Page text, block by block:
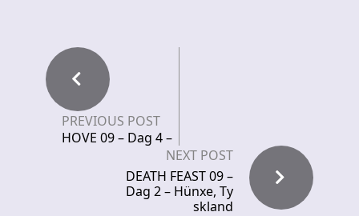
PREVIOUS POST
HOVE 09 – Dag 4 –
NEXT POST
DEATH FEAST 09 –
Dag 2 – Hünxe, Ty
skland